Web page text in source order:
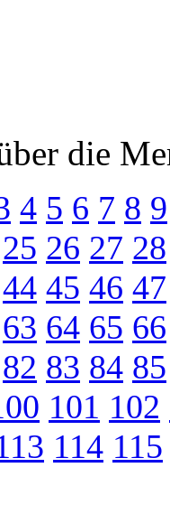
die
4 5 6 7 8 9
25 26 27 28
44 45 46 47
63 64 65 66
82 83 84 85
101 102
114 115